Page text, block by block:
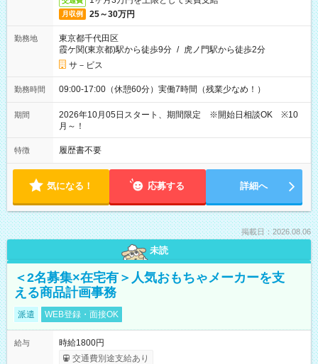
月収例 25～30万円
勤務地
東京都千代田区
霞ケ関(東京都)駅から徒歩9分 / 虎ノ門駅から徒歩2分
サ－ビス
勤務時間 09:00-17:00（休憩60分）実働7時間（残業少なめ！）
期間
2026年10月05日スタート、期間限定 ※開始日相談OK ※10
月～！
特徴 履歴書不要
気になる！ 応募する 詳細へ
掲載日：2026.08.06
未読
＜2名募集×在宅有＞人気おもちゃメーカーを支
える商品計画事務
派遣 WEB登録・面接OK
給与
時給1800円
交通費別途支給あり